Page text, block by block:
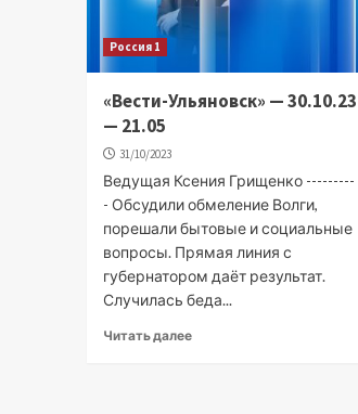
Россия 1
«Вести-Ульяновск» — 30.10.23
— 21.05
31/10/2023
Ведущая Ксения Грищенко ---------
- Обсудили обмеление Волги,
порешали бытовые и социальные
вопросы. Прямая линия с
губернатором даёт результат.
Случилась беда...
Читать далее